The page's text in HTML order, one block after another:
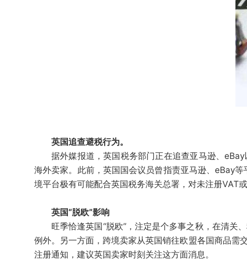
英国追查避税行为。
据外媒报道，英国税务部门正在追查亚马逊、
海外卖家。此前，英国国会议员曾指责亚马逊、eBay
境平台极有可能配合英国税务海关总署，对未注册VAT
英国“脱欧”影响
旺季恰逢英国“脱欧”，注定是个多事之秋，在清关
例外。另一方面，跨境卖家从英国销往欧盟各国商品需
注册通知，建议英国卖家时刻关注这方面消息。